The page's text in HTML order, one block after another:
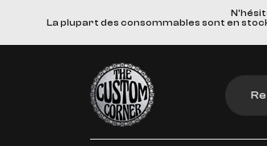
La plupart des consommables sont en
The Custom Corner